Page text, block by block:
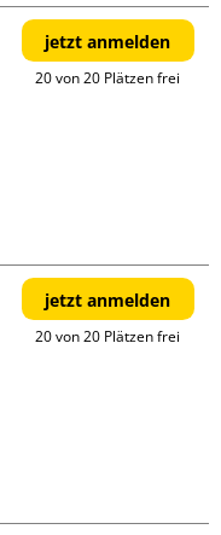
jetzt anmelden
20 von 20 Plätzen frei
jetzt anmelden
20 von 20 Plätzen frei